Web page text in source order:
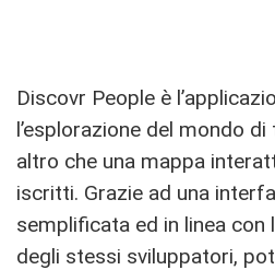
Discovr People è
l’esplorazione del mondo
altro che una mappa
iscritti. Grazie ad una
semplificata ed in linea con
degli stessi sviluppatori,